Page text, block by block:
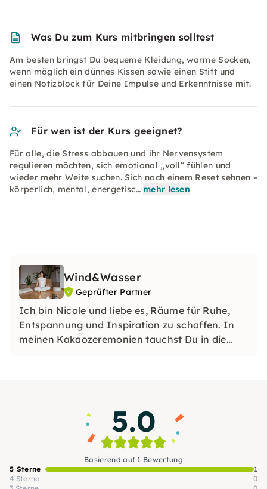
Was Du zum Kurs mitbringen solltest
Am besten bringst Du bequeme Kleidung, warme Socken,
wenn möglich ein dünnes Kissen sowie einen Stift und
einen Notizblock für Deine Impulse und Erkenntnisse mit.
Für wen ist der Kurs geeignet?
Für alle, die Stress abbauen und ihr Nervensystem
regulieren möchten, sich emotional „voll“ fühlen und
wieder mehr Weite suchen. Sich nach einem Reset sehnen –
körperlich, mental, energetisc… mehr lesen
Wind&Wasser
Geprüfter Partner
Ich bin Nicole und liebe es, Räume für Ruhe,
Entspannung und Inspiration zu schaffen. In
meinen Kakaozeremonien tauchst Du in die
5.0
Basierend auf 1 Bewertung
5 Sterne
1
4 Sterne
0